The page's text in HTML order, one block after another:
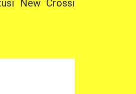
New Crossi